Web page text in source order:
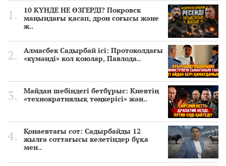
10 КҮНДЕ НЕ ӨЗГЕРДІ? Покровск
маңындағы қасап, дрон соғысы және
ж..
Алмасбек Садырбай ісі: Протоколдағы
«күмәнді» кол қоюлар, Павлода..
Майдан шебіндегі бетбұрыс: Киевтің
«технократиялық төңкерісі» жән..
Қонаевтағы сот: Садырбайды 12
жылға соттағысы келетіндер бұқа
мен..